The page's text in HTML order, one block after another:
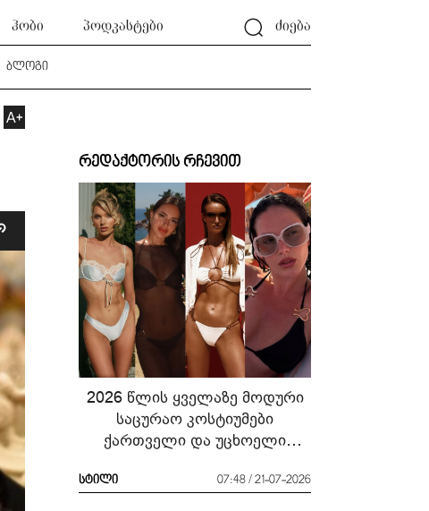
ჰობი პოდკასტები ძიება
ბლოგი
რედაქტორის რჩევით
2026 წლის ყველაზე მოდური
საცურაო კოსტიუმები
ქართველი და უცხოელი
რა ჩავიცვათ სანაპიროზე?
სტილი 07:48 / 21-07-2026